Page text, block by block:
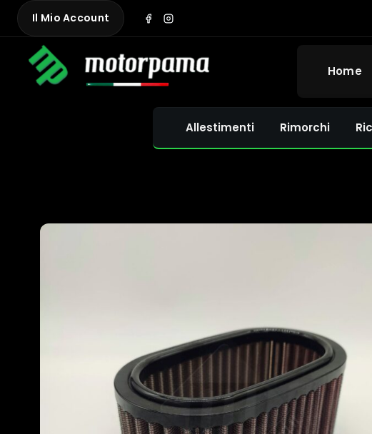
Skip
content
Il Mio Account
Home
Allestimenti Rimorchi